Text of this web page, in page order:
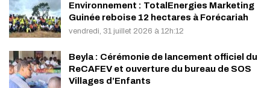
Environnement : TotalEnergies Marketing
Guinée reboise 12 hectares à Forécariah
vendredi, 31 juillet 2026 à 12h:12
Beyla : Cérémonie de lancement officiel du
ReCAFEV et ouverture du bureau de SOS
Villages d’Enfants